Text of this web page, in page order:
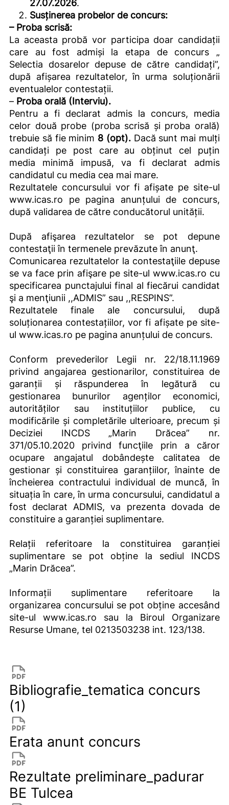
27.07.2026.
Susținerea probelor de concurs:
– Proba scrisă:
La aceasta probă vor participa doar candidații
care au fost admiși la etapa de concurs „
Selectia dosarelor depuse de către candidați”,
după afișarea rezultatelor, în urma soluționării
eventualelor contestații.
– Proba orală (Interviu).
Pentru a fi declarat admis la concurs, media
celor două probe (proba scrisă și proba orală)
trebuie să fie minim 8 (opt).Dacă sunt mai mulți
candidați pe post care au obținut cel puțin
media minimă impusă, va fi declarat admis
candidatul cu media cea mai mare.
Rezultatele concursului vor fi afișate pe site-ul
www.icas.ro pe pagina anunțului de concurs,
după validarea de către conducătorul unității.
După afişarea rezultatelor se pot depune
contestaţii în termenele prevăzute în anunţ.
Comunicarea rezultatelor la contestaţiile depuse
se va face prin afişare pe site-ul www.icas.ro cu
specificarea punctajului final al fiecărui candidat
şi a menţiunii ,,ADMIS” sau ,,RESPINS”.
Rezultatele finale ale concursului, după
soluționarea contestațiilor, vor fi afișate pe site-
ulwww.icas.ro pe pagina anunțului de concurs.
Conform prevederilor Legii nr. 22/18.11.1969
privind angajarea gestionarilor, constituirea de
garanții și răspunderea în legătură cu
gestionarea bunurilor agenților economici,
autorităților sau instituțiilor publice, cu
modificările și completările ulterioare, precum și
Deciziei INCDS „Marin Drăcea” nr.
371/05.10.2020 privind funcţiile prin a căror
ocupare angajatul dobândește calitatea de
gestionar și constituirea garanțiilor, înainte de
încheierea contractului individual de muncă, în
situația în care, în urma concursului, candidatul a
fost declarat ADMIS, va prezenta dovada de
constituire a garanției suplimentare.
Relații referitoare la constituirea garanției
suplimentare se pot obține la sediul INCDS
„Marin Drăcea”.
Informații suplimentare referitoare la
organizarea concursului se pot obține accesând
site-ulwww.icas.ro sau la Biroul Organizare
Resurse Umane, tel 0213503238 int. 123/138.
Bibliografie_tematica concurs
(1)
Erata anunt concurs
Rezultate preliminare_padurar
BE Tulcea